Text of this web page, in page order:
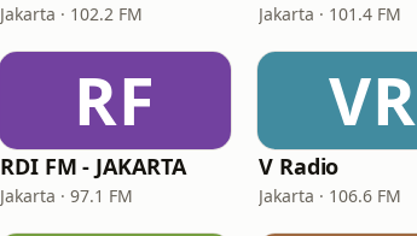
Jakarta · 102.2 FM Jakarta · 101.4 FM
RF
RDI FM - JAKARTA
Jakarta · 97.1 FM
VR
V Radio
Jakarta · 106.6 FM